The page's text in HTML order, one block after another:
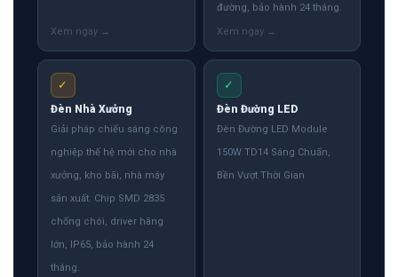
đường, bảo hành 24 tháng.
✓
Đèn Nhà Xưởng
Giải pháp chiếu sáng công
nghiệp thế hệ mới cho nhà
xưởng, kho bãi, nhà máy
sản xuất. Chip SMD 2835
chống chói, driver hãng
lớn, IP65, bảo hành 24
tháng.
✓
Đèn Đường LED
Đèn Đường LED Module
150W TD14 Sáng Chuẩn,
Bền Vượt Thời Gian